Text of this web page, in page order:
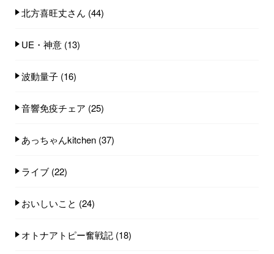
北方喜旺丈さん (44)
UE・神意 (13)
波動量子 (16)
音響免疫チェア (25)
あっちゃんkitchen (37)
ライブ (22)
おいしいこと (24)
オトナアトピー奮戦記 (18)